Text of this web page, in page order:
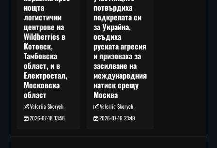
нощта
логистични
центрове на
Wildberries в
Котовск,
Тамбовска
област, и в
Електростал,
Московска
област
Valeriia Skorych
2026-07-18 13:56
потвърдиха
подкрепата си
за Украйна,
осъдиха
руската агресия
и призоваха за
засилване на
международния
натиск срещу
Москва
Valeriia Skorych
2026-07-16 23:49